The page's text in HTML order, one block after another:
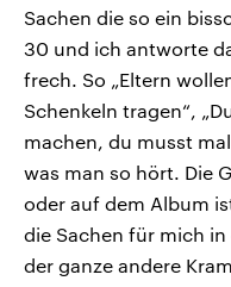
Sachen die so ein
30 und ich antworte
frech. So „Eltern
Schenkeln tragen“,
machen, du musst
was man so hört. Die
oder auf dem Album
die Sachen für mich
der ganze andere